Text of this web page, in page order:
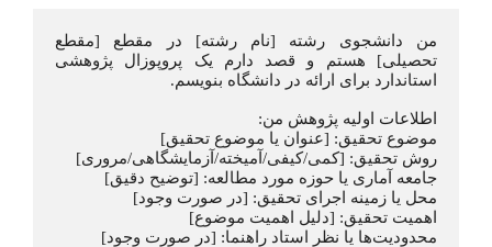
استاندارد برای ارائه در دانشگاه بنویسم.
اطلاعات اولیه پژوهش من:
موضوع تحقیق: [عنوان یا موضوع تحقیق]
روش تحقیق: [کمی/کیفی/آمیخته/آزمایشگاهی/مروری]
جامعه آماری یا حوزه مورد مطالعه: [توضیح دقیق]
محل یا زمینه اجرای تحقیق: [در صورت وجود]
اهمیت تحقیق: [دلیل اهمیت موضوع]
محدودیت‌ها یا نظر استاد راهنما: [در صورت وجود]